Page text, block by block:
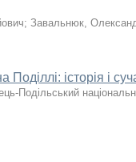
; Завальнюк,
Поділлі: історія і
Подільський